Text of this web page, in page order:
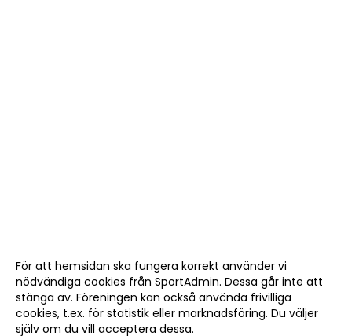
För att hemsidan ska fungera korrekt använder vi
nödvändiga cookies från SportAdmin. Dessa går inte att
stänga av. Föreningen kan också använda frivilliga
cookies, t.ex. för statistik eller marknadsföring. Du väljer
själv om du vill acceptera dessa.